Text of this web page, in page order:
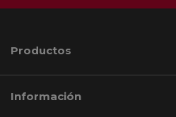
Productos
Información